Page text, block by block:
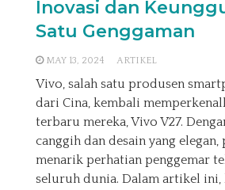
Inovasi dan
Satu Genggaman
MAY 13, 2024 ARTIKEL
Vivo, salah satu produsen
dari Cina, kembali
terbaru mereka, Vivo V27.
canggih dan desain yang
menarik perhatian penggemar
seluruh dunia. Dalam artikel ini,